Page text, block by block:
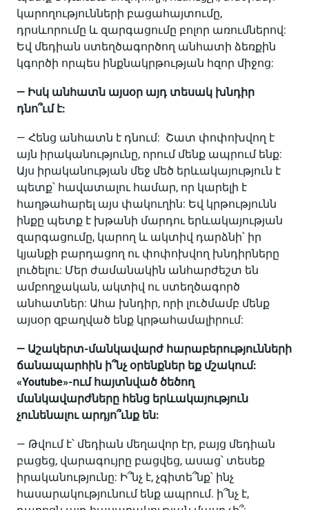
կարողությունների բացահայտումը,
դրսևորումը և զարգացումը բոլոր առումներով:
Եվ մեդիան ստեղծագործող անհատի ձեռքին
կգործի որպես ինքնակրթության հզոր միջոց:
— Իսկ անհատն այսօր այդ տեսակ խնդիր
դնո՞ւմ է:
— Հենց անհատն է դնում: Շատ փոփոխվող է
այն իրականությունը, որում մենք ապրում ենք:
Այս իրականության մեջ մեծ երևակայություն է
պետք՝ հավատալու համար, որ կարելի է
հաղթահարել այս փակուղին: Եվ կրթությունն
ինքը պետք է խթանի մարդու երևակայության
զարգացումը, կարող և ակտիվ դարձնի՝ իր
կյանքի բարդացող ու փոփոխվող խնդիրները
լուծելու: Մեր ժամանակին անհարժեշտ են
ամբողջական, ակտիվ ու ստեղծագործ
անհատներ: Ահա խնդիր, որի լուծմամբ մենք
այսօր զբաղված ենք կրթահամալիրում:
— Աշակերտ-մանկավարժ հարաբերությունների
ճանապարհին ի՞նչ օրենքներ եք մշակում:
«Youtube»-ում հայտնված ծեծող
մանկավարժները հենց երևակայություն
չունենալու արդյո՞ւնք են:
— Թվում է՝ մեդիան մեղավոր էր, բայց մեդիան
բացեց, վարագույրը բացվեց, ասաց՝ տեսեք
իրականությունը: Ի՞նչ է, չգիտե՞նք՝ ինչ
հասարակությունում ենք ապրում. ի՞նչ է,